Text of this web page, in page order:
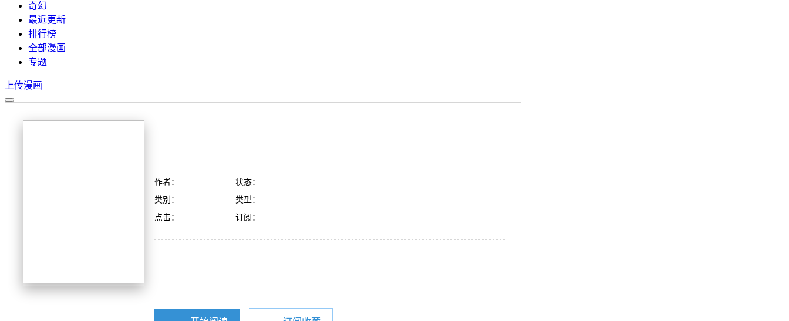
奇幻
最近更新
排行榜
全部漫画
专题
上传漫画
作者：
状态：
类别：
类型：
点击：
订阅：